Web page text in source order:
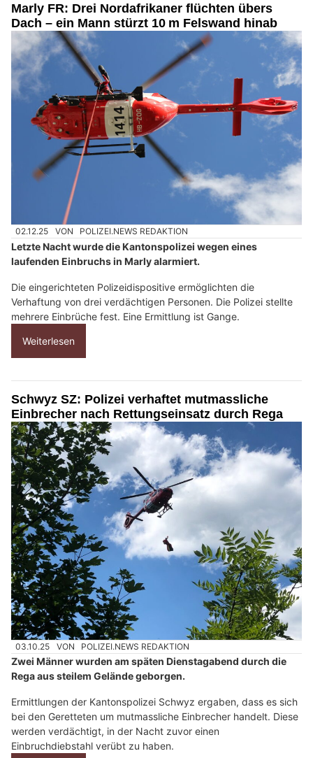
Marly FR: Drei Nordafrikaner flüchten übers
Dach – ein Mann stürzt 10 m Felswand hinab
02.12.25 VON POLIZEI.NEWS REDAKTION
Letzte Nacht wurde die Kantonspolizei wegen eines
laufenden Einbruchs in Marly alarmiert.
Die eingerichteten Polizeidispositive ermöglichten die
Verhaftung von drei verdächtigen Personen. Die Polizei stellte
mehrere Einbrüche fest. Eine Ermittlung ist Gange.
Weiterlesen
Schwyz SZ: Polizei verhaftet mutmassliche
Einbrecher nach Rettungseinsatz durch Rega
03.10.25 VON POLIZEI.NEWS REDAKTION
Zwei Männer wurden am späten Dienstagabend durch die
Rega aus steilem Gelände geborgen.
Ermittlungen der Kantonspolizei Schwyz ergaben, dass es sich
bei den Geretteten um mutmassliche Einbrecher handelt. Diese
werden verdächtigt, in der Nacht zuvor einen
Einbruchdiebstahl verübt zu haben.